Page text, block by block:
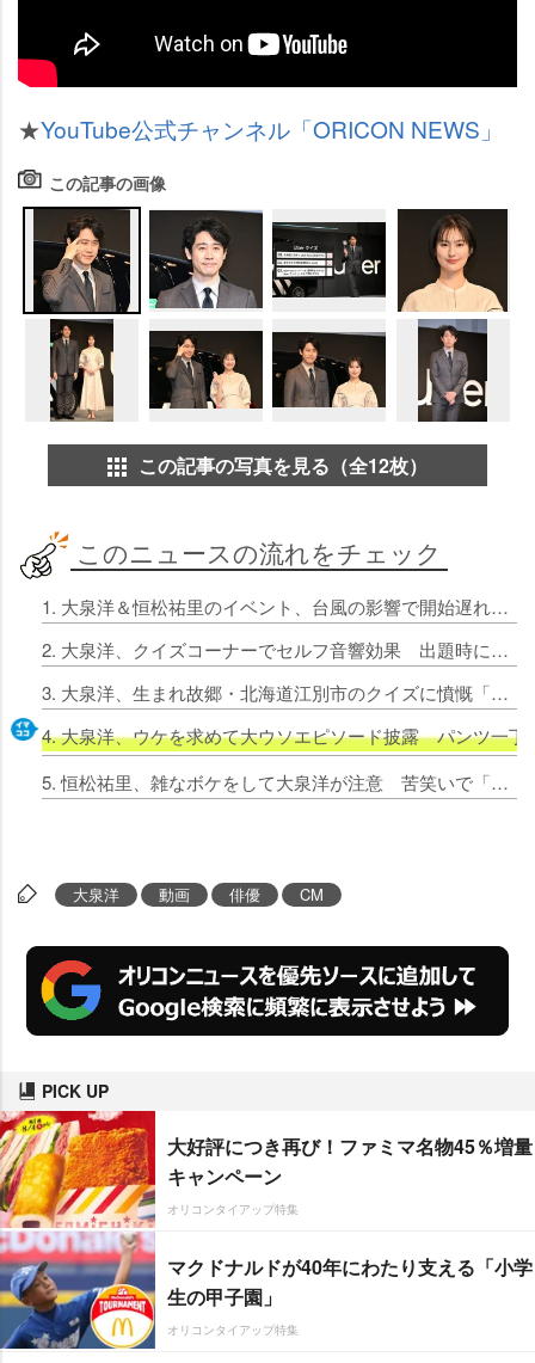
★YouTube公式チャンネル「ORICON NEWS」
この記事の画像
この記事の写真を見る（全12枚）
このニュースの流れをチェック
1. 大泉洋＆恒松祐里のイベント、台風の影響で開始遅れる CM撮影秘話「大泉さんの『ムムムッ』のバリエーションがすごかった」
2. 大泉洋、クイズコーナーでセルフ音響効果 出題時に「ザザン！」
3. 大泉洋、生まれ故郷・北海道江別市のクイズに憤慨「江別をナメているのか！」
4. 大泉洋、ウケを求めて大ウソエピソード披露 パンツ一丁
5. 恒松祐里、雑なボケをして大泉洋が注意 苦笑いで「適当なことを言わないで」
大泉洋 動画 俳優 CM
PICK UP
大好評につき再び！ファミマ名物45％増量
キャンペーン
オリコンタイアップ特集
マクドナルドが40年にわたり支える「小学
生の甲子園」
オリコンタイアップ特集